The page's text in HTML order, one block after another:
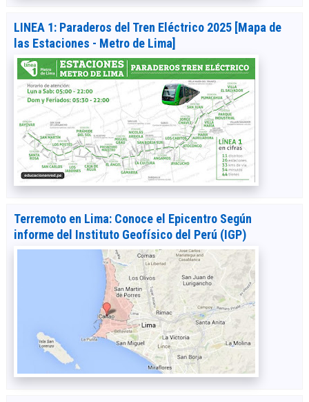
LINEA 1: Paraderos del Tren Eléctrico 2025 [Mapa de
las Estaciones - Metro de Lima]
Terremoto en Lima: Conoce el Epicentro Según
informe del Instituto Geofísico del Perú (IGP)